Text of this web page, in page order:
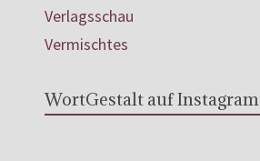
Verlagsschau
Vermischtes
WortGestalt auf Instagram